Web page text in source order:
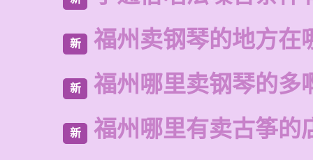
新 福州卖钢琴的地方在
新 福州哪里卖钢琴的多
新 福州哪里有卖古筝的